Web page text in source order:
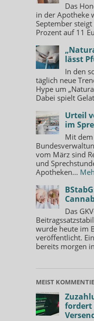
Das
in der Apotheke
September
Prozent auf 11
lässt
In den
täglich neue
Hype um
Dabei spielt
Urteil
im
Mit
vom März sind
und
Apotheken...
Das
wurde heute im
veröffentlicht.
bereits morgen
MEIST
fordert